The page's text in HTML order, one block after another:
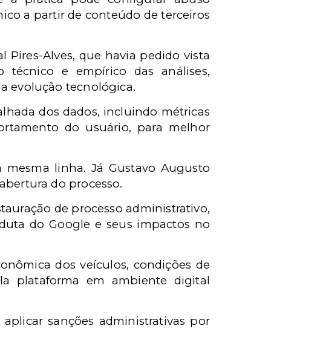
a partir de conteúdo de terceiros
Alves, que havia pedido vista
técnico e empírico das análises,
evolução tecnológica.
dos dados, incluindo métricas
do usuário, para melhor
mesma linha. Já Gustavo Augusto
do processo.
de processo administrativo,
do Google e seus impactos no
dos veículos, condições de
plataforma em ambiente digital
sanções administrativas por